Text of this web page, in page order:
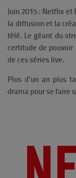
Juin 2015 : Netflix et
la diffusion et la
télé. Le géant du
certitude de
de ces séries live.
Plus d’un an plus
drama pour se faire